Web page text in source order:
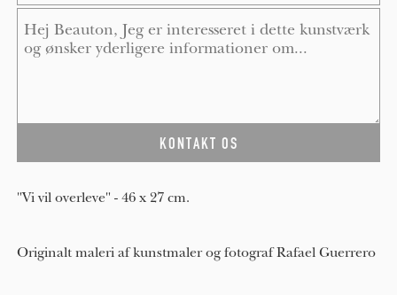
"Vi vil overleve" - 46 x 27 cm.
Originalt maleri af kunstmaler og fotograf Rafael Guerrero